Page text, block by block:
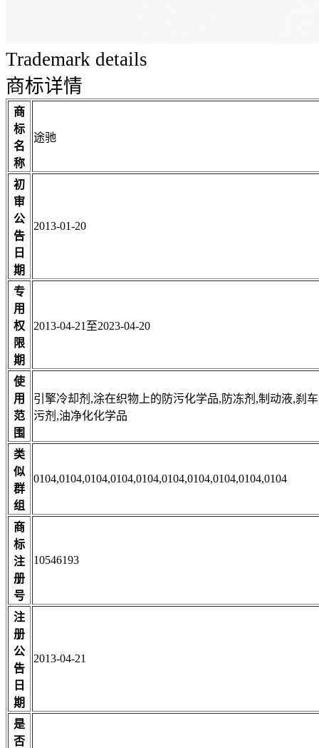
Trademark details
商标详情
商
标
名
称
途驰
初
审
公
告
日
期
2013-01-20
专
用
权
限
期
2013-04-21至2023-04-20
使
用
范
围
引擎冷却剂,涂在织物上的防污化学品,防冻剂,制动液,刹
污剂,油净化化学品
类
似
群
组
0104,0104,0104,0104,0104,0104,0104,0104,0104,0104
商
标
注
册
号
10546193
注
册
公
告
日
期
2013-04-21
是
否